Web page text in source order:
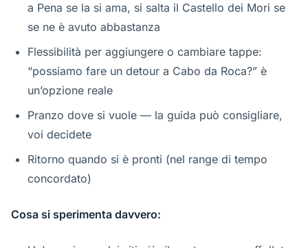
a Pena se la si ama, si salta il Castello dei Mori se
se ne è avuto abbastanza
Flessibilità per aggiungere o cambiare tappe:
“possiamo fare un detour a Cabo da Roca?” è
un’opzione reale
Pranzo dove si vuole — la guida può consigliare,
voi decidete
Ritorno quando si è pronti (nel range di tempo
concordato)
Cosa si sperimenta davvero: